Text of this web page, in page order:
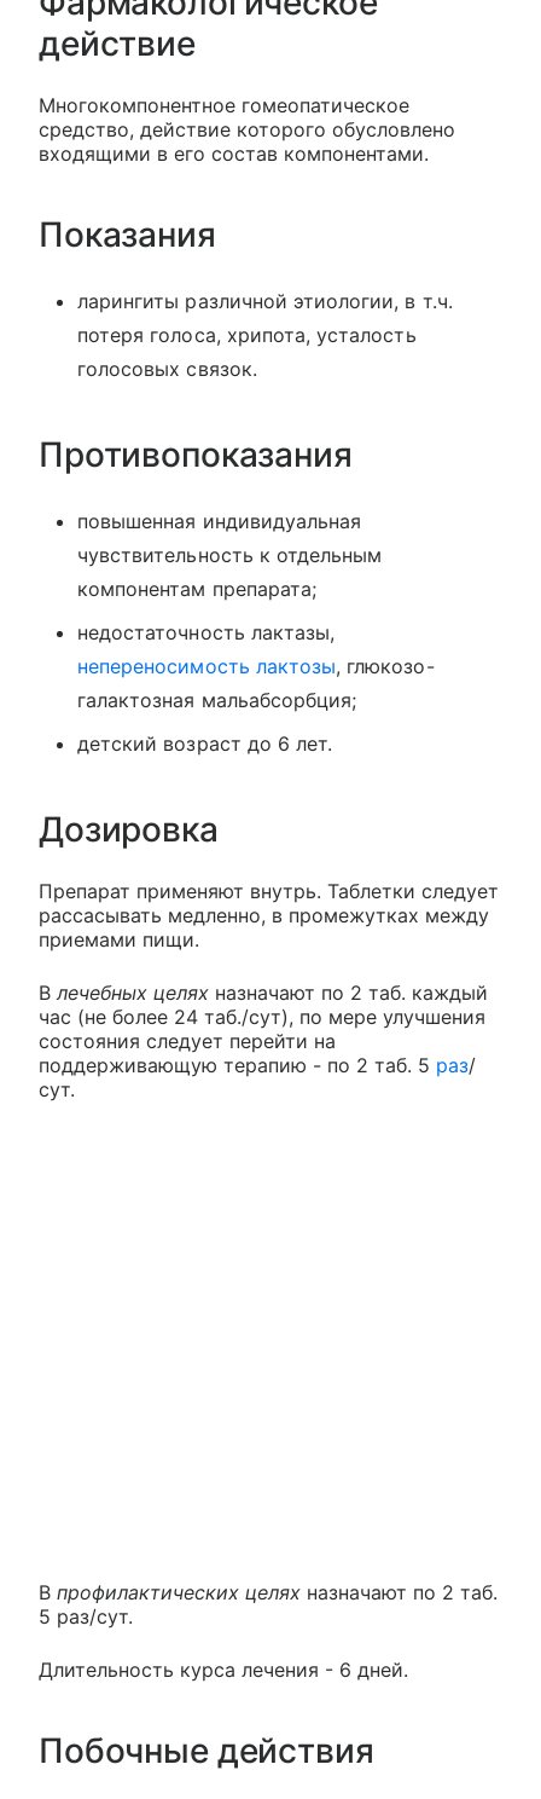
действие
Многокомпонентное гомеопатическое
средство, действие которого обусловлено
входящими в его состав компонентами.
Показания
ларингиты различной этиологии, в т.ч.
потеря голоса, хрипота, усталость
голосовых связок.
Противопоказания
повышенная индивидуальная
чувствительность к отдельным
компонентам препарата;
недостаточность лактазы,
непереносимость лактозы, глюкозо-
галактозная мальабсорбция;
детский возраст до 6 лет.
Дозировка
Препарат применяют внутрь. Таблетки следует
рассасывать медленно, в промежутках между
приемами пищи.
Влечебных целях назначают по 2 таб. каждый
час (не более 24 таб./сут), по мере улучшения
состояния следует перейти на
поддерживающую терапию - по 2 таб. 5 раз/
сут.
В профилактических целях назначают по 2 таб.
5 раз/сут.
Длительность курса лечения - 6 дней.
Побочные действия